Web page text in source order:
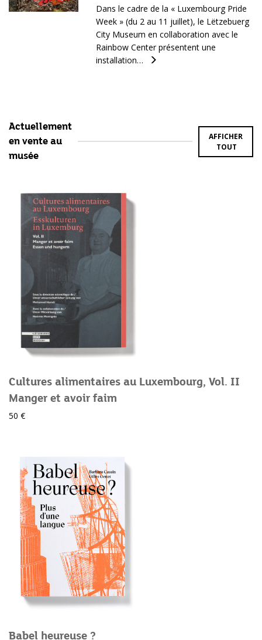
Dans le cadre de la « Luxembourg Pride
Week » (du 2 au 11 juillet), le Lëtzebuerg
City Museum en collaboration avec le
Rainbow Center présentent une
installation…
Actuellement
en vente au
musée
AFFICHER
TOUT
Cultures alimentaires au Luxembourg, Vol. II
Manger et avoir faim
50 €
Babel heureuse ?